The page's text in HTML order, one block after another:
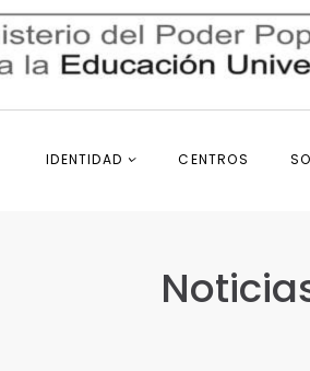
IDENTIDAD CENTROS